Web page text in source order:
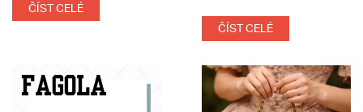
ČÍST CELÉ
ČÍST CELÉ